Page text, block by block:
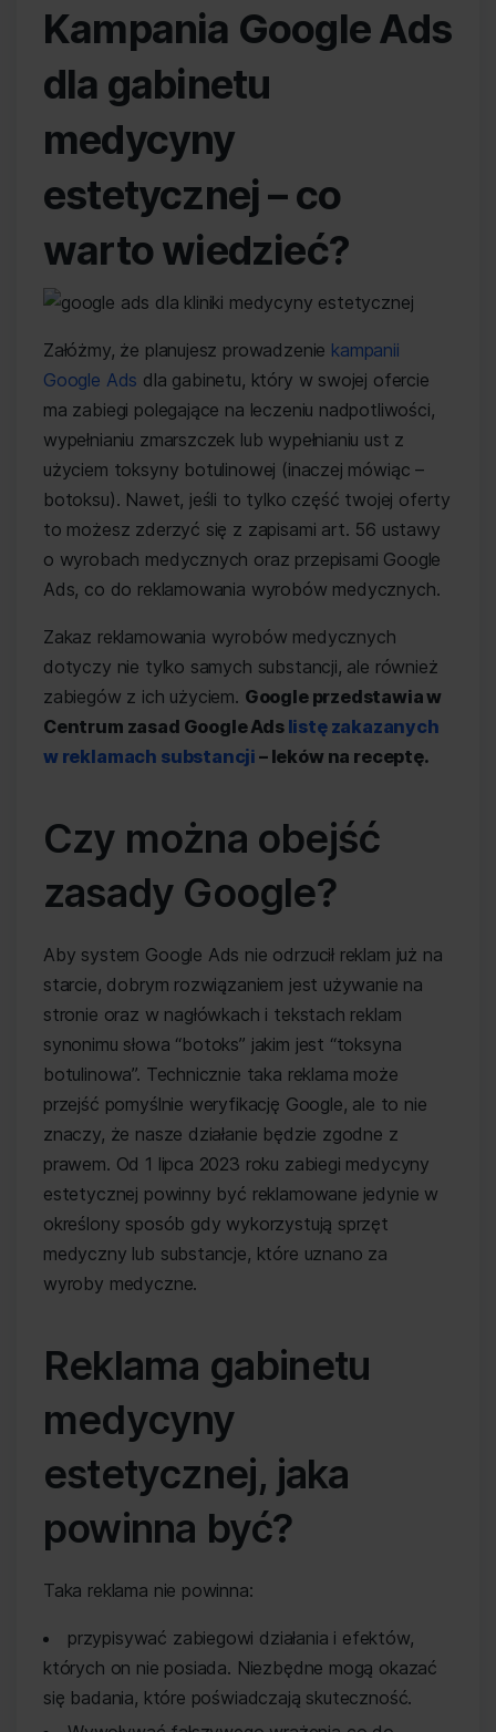
Kampania Google Ads
dla gabinetu
medycyny
estetycznej – co
warto wiedzieć?
Załóżmy, że planujesz prowadzenie kampanii
Google Ads dla gabinetu, który w swojej ofercie
ma zabiegi polegające na leczeniu nadpotliwości,
wypełnianiu zmarszczek lub wypełnianiu ust z
użyciem toksyny botulinowej (inaczej mówiąc –
botoksu). Nawet, jeśli to tylko część twojej oferty
to możesz zderzyć się z zapisami art. 56 ustawy
o wyrobach medycznych oraz przepisami Google
Ads, co do reklamowania wyrobów medycznych.
Zakaz reklamowania wyrobów medycznych
dotyczy nie tylko samych substancji, ale również
zabiegów z ich użyciem. Google przedstawia w
Centrum zasad Google Ads listę zakazanych
w reklamach substancji – leków na receptę.
Czy można obejść
zasady Google?
Aby system Google Ads nie odrzucił reklam już na
starcie, dobrym rozwiązaniem jest używanie na
stronie oraz w nagłówkach i tekstach reklam
synonimu słowa “botoks” jakim jest “toksyna
botulinowa”. Technicznie taka reklama może
przejść pomyślnie weryfikację Google, ale to nie
znaczy, że nasze działanie będzie zgodne z
prawem. Od 1 lipca 2023 roku zabiegi medycyny
estetycznej powinny być reklamowane jedynie w
określony sposób gdy wykorzystują sprzęt
medyczny lub substancje, które uznano za
wyroby medyczne.
Reklama gabinetu
medycyny
estetycznej, jaka
powinna być?
Taka reklama nie powinna:
przypisywać zabiegowi działania i efektów,
których on nie posiada. Niezbędne mogą okazać
się badania, które poświadczają skuteczność.